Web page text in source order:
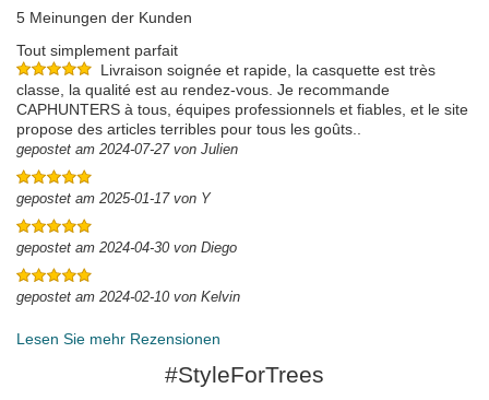
5 Meinungen der Kunden
Tout simplement parfait
Livraison soignée et rapide, la casquette est très
classe, la qualité est au rendez-vous. Je recommande
CAPHUNTERS à tous, équipes professionnels et fiables, et le site
propose des articles terribles pour tous les goûts..
gepostet am 2024-07-27 von Julien
gepostet am 2025-01-17 von Y
gepostet am 2024-04-30 von Diego
gepostet am 2024-02-10 von Kelvin
Lesen Sie mehr Rezensionen
#StyleForTrees